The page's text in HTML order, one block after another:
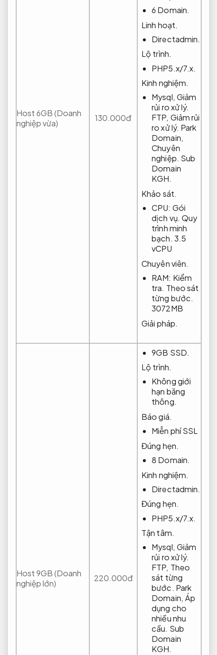
Host 6GB (Doanh
nghiệp vừa)
130.000đ
6 Domain.
Linh hoạt.
Directadmin.
Lộ trình.
PHP5.x/7.x.
Kinh nghiệm.
Mysql, Giảm
rủi ro xử lý.
FTP, Giảm rủi
ro xử lý. Park
Domain,
Chuyên
nghiệp. Sub
Domain
KGH.
Khảo sát.
CPU: Gói
dịch vụ. Quy
trình minh
bạch. 3.5
vCPU
Chuyên viên.
RAM: Kiểm
tra. Theo sát
từng bước.
3072MB
Giải pháp.
Host 9GB (Doanh
nghiệp lớn)
220.000đ
9GB SSD.
Lộ trình.
Không giới
hạn băng
thông.
Báo giá.
Miễn phí SSL
Đúng hẹn.
8 Domain.
Kinh nghiệm.
Directadmin.
Đúng hẹn.
PHP5.x/7.x.
Tận tâm.
Mysql, Giảm
rủi ro xử lý.
FTP, Theo
sát từng
bước. Park
Domain, Áp
dụng cho
nhiều nhu
cầu. Sub
Domain
KGH.